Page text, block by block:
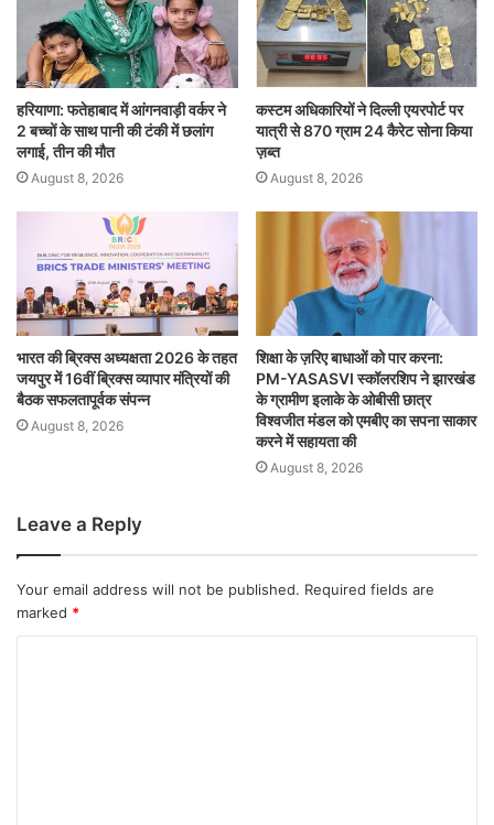
हरियाणा: फतेहाबाद में आंगनवाड़ी वर्कर ने
2 बच्चों के साथ पानी की टंकी में छलांग
लगाई, तीन की मौत
August 8, 2026
कस्टम अधिकारियों ने दिल्ली एयरपोर्ट पर
यात्री से 870 ग्राम 24 कैरेट सोना किया
ज़ब्त
August 8, 2026
भारत की ब्रिक्‍स अध्यक्षता 2026 के तहत
जयपुर में 16वीं ब्रिक्‍स व्यापार मंत्रियों की
बैठक सफलतापूर्वक संपन्न
August 8, 2026
शिक्षा के ज़रिए बाधाओं को पार करना:
PM-YASASVI स्कॉलरशिप ने झारखंड
के ग्रामीण इलाके के ओबीसी छात्र
विश्वजीत मंडल को एमबीए का सपना साकार
करने में सहायता की
August 8, 2026
Leave a Reply
Your email address will not be published. Required fields are
marked *